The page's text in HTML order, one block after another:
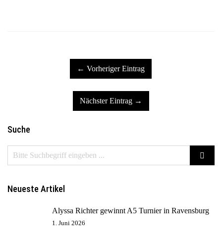
← Vorheriger Eintrag
Nächster Eintrag →
Suche
Neueste Artikel
Alyssa Richter gewinnt A5 Turnier in Ravensburg
1. Juni 2026